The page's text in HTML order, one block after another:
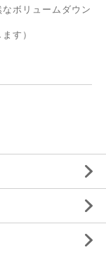
ボリュームダウン
す）